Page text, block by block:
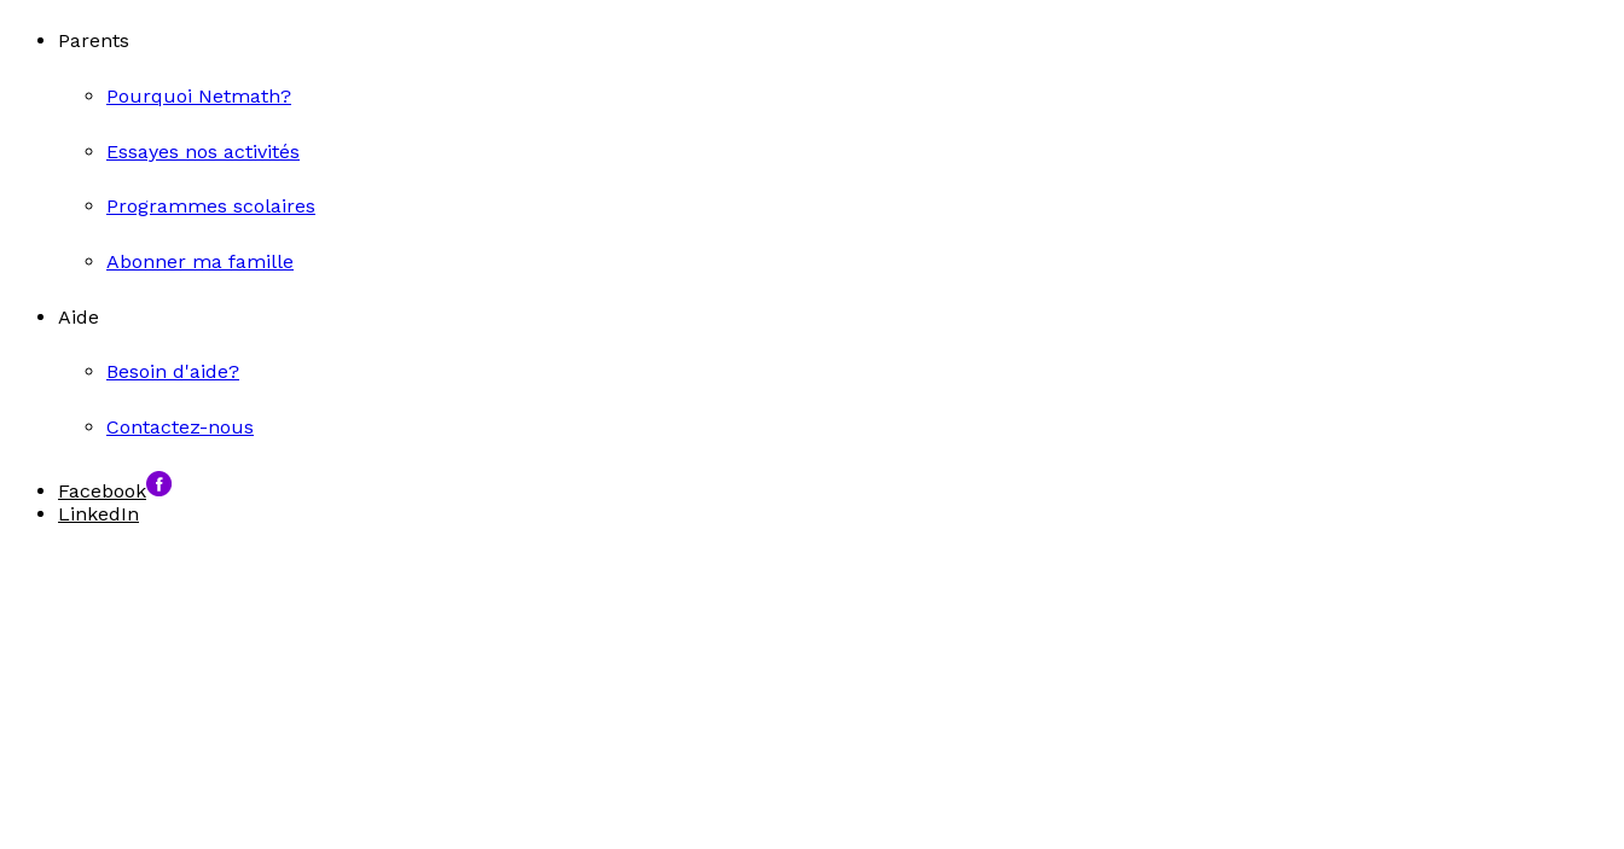
Parents
Pourquoi Netmath?
Essayes nos activités
Programmes scolaires
Abonner ma famille
Aide
Besoin d'aide?
Contactez-nous
Facebook
LinkedIn